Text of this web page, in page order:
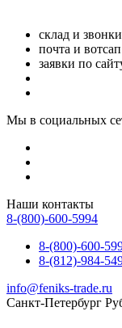
склад и
почта и
заявки по
Мы в социальных
Наши контакты
8-(800)-600-5994
8-(800)-600-
8-(812)-984-
info@feniks-trade.ru
Санкт-Петербург